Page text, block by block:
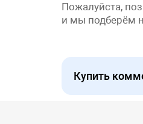
Пожалуйста,
и мы подберём
Купить